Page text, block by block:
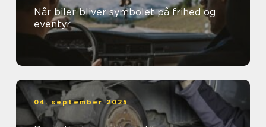
Når biler bliver symbolet på frihed og
eventyr
04. september 2025